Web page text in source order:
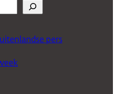
pers